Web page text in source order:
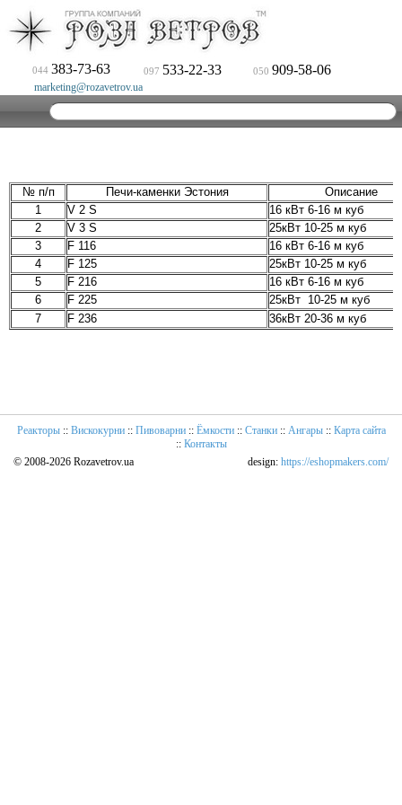
044 383-73-63 097 533-22-33 050 909-58-06
marketing@rozavetrov.ua
№ п/п Печи-каменки Эстония
Описание
1
V 2 S
16 кВт 6-16 м куб
2
V 3 S
25кВт 10-25 м куб
3
F 116
16 кВт 6-16 м куб
4
F 125
25кВт 10-25 м куб
5
F 216
16 кВт 6-16 м куб
6
F 225
25кВт 10-25 м куб
7
F 236 36кВт 20-36 м куб
Реакторы:: Вискокурни:: Пивоварни:: Ёмкости:: Станки:: Ангары:: Карта сайта
:: Контакты
© 2008-2026 Rozavetrov.ua
design: https://eshopmakers.com/